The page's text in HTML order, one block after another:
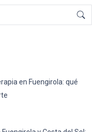
en Fuengirola: qué